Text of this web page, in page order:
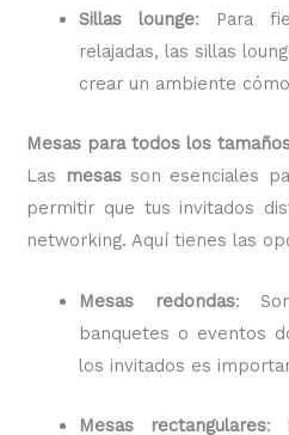
Sillas lounge: Para
relajadas, las sillas
crear un ambiente
Mesas para todos los
Las
mesasson esenciales
permitir que tus invitados
networking. Aquí tienes las
Mesas redondas:
banquetes o eventos
los invitados es
Mesas rectangulares: